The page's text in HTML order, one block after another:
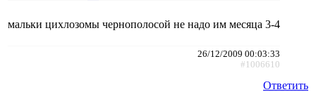
мальки цихлозомы чернополосой не надо им месяца 3-4
26/12/2009 00:03:33
#1006610
Ответить